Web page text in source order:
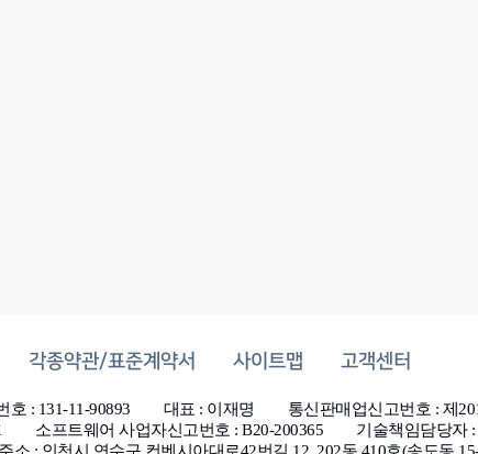
각종약관/표준계약서 사이트맵 고객센터
호 : 131-11-90893 대표 : 이재명
통신판매업신고번호 : 제
소프트웨어 사업자신고번호 : B20-200365 기술책임담당자